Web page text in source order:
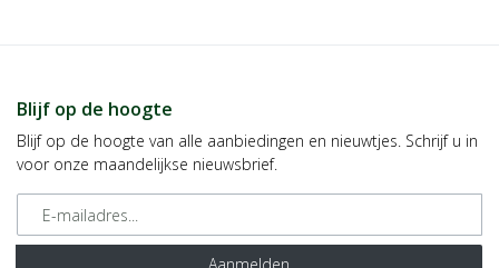
Blijf op de hoogte
Blijf op de hoogte van alle aanbiedingen en nieuwtjes. Schrijf u in
voor onze maandelijkse nieuwsbrief.
E-mailadres